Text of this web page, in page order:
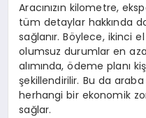
Aracınızın kilometre,
tüm detaylar hakkında
sağlanır. Böylece, ikinci
olumsuz durumlar en
alımında, ödeme planı
şekillendirilir. Bu da
herhangi bir ekonomik
sağlar.